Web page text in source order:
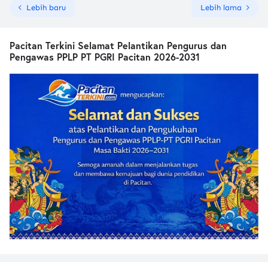
Lebih baru Lebih lama
Pacitan Terkini Selamat Pelantikan Pengurus dan
Pengawas PPLP PT PGRI Pacitan 2026-2031